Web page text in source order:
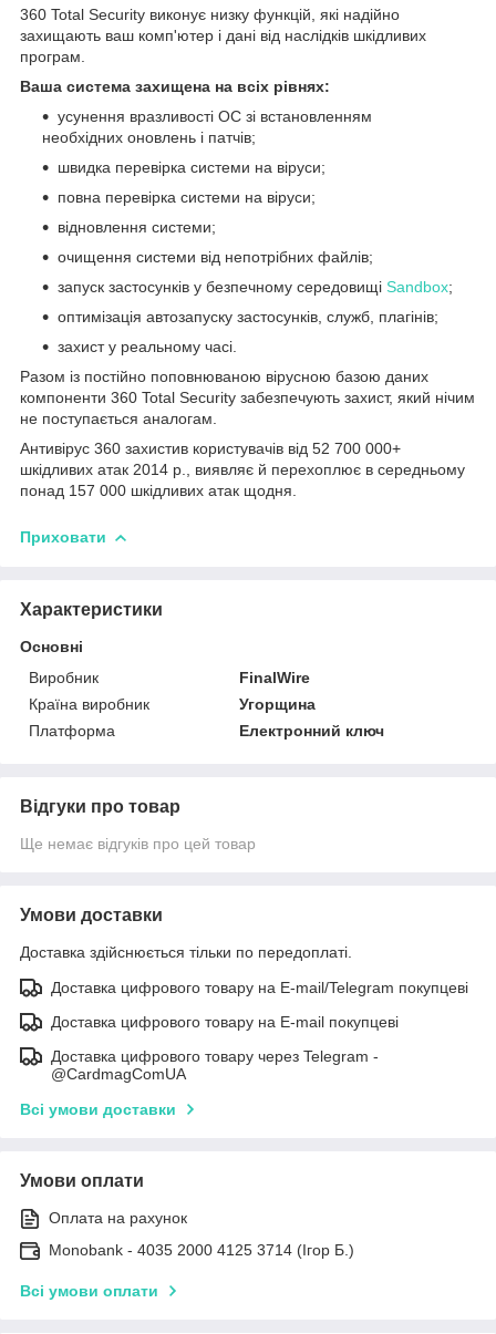
360 Total Security виконує низку функцій, які надійно
захищають ваш комп'ютер і дані від наслідків шкідливих
програм.
Ваша система захищена на всіх рівнях:
усунення вразливості ОС зі встановленням
необхідних оновлень і патчів;
швидка перевірка системи на віруси;
повна перевірка системи на віруси;
відновлення системи;
очищення системи від непотрібних файлів;
запуск застосунків у безпечному середовищі Sandbox;
оптимізація автозапуску застосунків, служб, плагінів;
захист у реальному часі.
Разом із постійно поповнюваною вірусною базою даних
компоненти 360 Total Security забезпечують захист, який нічим
не поступається аналогам.
Антивірус 360 захистив користувачів від 52 700 000+
шкідливих атак 2014 р., виявляє й перехоплює в середньому
понад 157 000 шкідливих атак щодня.
Приховати
Характеристики
Основні
Виробник
FinalWire
Країна виробник
Угорщина
Платформа
Електронний ключ
Відгуки про товар
Ще немає відгуків про цей товар
Умови доставки
Доставка здійснюється тільки по передоплаті.
Доставка цифрового товару на E-mail/Telegram покупцеві
Доставка цифрового товару на E-mail покупцеві
Доставка цифрового товару через Telegram -
@CardmagComUA
Всі умови доставки
Умови оплати
Оплата на рахунок
Monobank - 4035 2000 4125 3714 (Ігор Б.)
Всі умови оплати